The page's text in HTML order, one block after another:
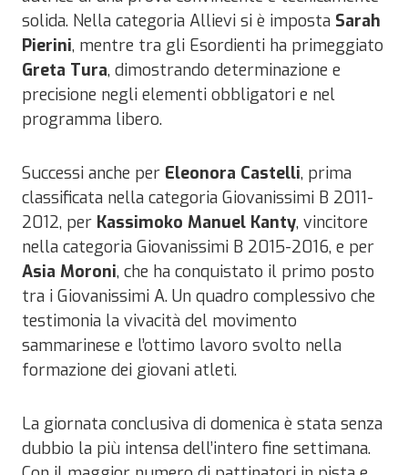
solida. Nella categoria Allievi si è imposta Sarah
Pierini, mentre tra gli Esordienti ha primeggiato
Greta Tura, dimostrando determinazione e
precisione negli elementi obbligatori e nel
programma libero.
Successi anche per Eleonora Castelli, prima
classificata nella categoria Giovanissimi B 2011-
2012, per Kassimoko Manuel Kanty, vincitore
nella categoria Giovanissimi B 2015-2016, e per
Asia Moroni, che ha conquistato il primo posto
tra i Giovanissimi A. Un quadro complessivo che
testimonia la vivacità del movimento
sammarinese e l’ottimo lavoro svolto nella
formazione dei giovani atleti.
La giornata conclusiva di domenica è stata senza
dubbio la più intensa dell’intero fine settimana.